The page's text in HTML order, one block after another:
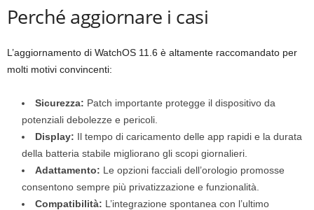
Perché aggiornare i casi
L’aggiornamento di WatchOS 11.6 è altamente raccomandato per
molti motivi convincenti:
Sicurezza: Patch importante protegge il dispositivo da
potenziali debolezze e pericoli.
Display: Il tempo di caricamento delle app rapidi e la durata
della batteria stabile migliorano gli scopi giornalieri.
Adattamento: Le opzioni facciali dell’orologio promosse
consentono sempre più privatizzazione e funzionalità.
Compatibilità: L’integrazione spontanea con l’ultimo